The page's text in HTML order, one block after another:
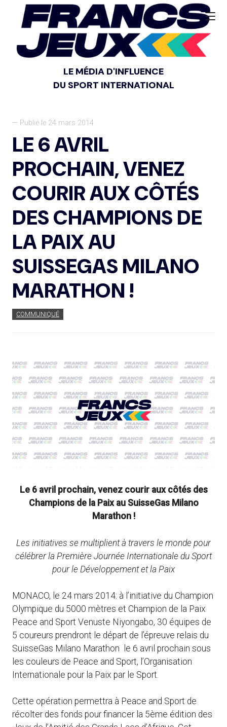
LE MÉDIA D'INFLUENCE
DU SPORT INTERNATIONAL
— Publié le 24 mars 2014
LE 6 AVRIL
PROCHAIN, VENEZ
COURIR AUX CÔTÉS
DES CHAMPIONS DE
LA PAIX AU
SUISSEGAS MILANO
MARATHON !
COMMUNIQUÉ
Le 6 avril prochain, venez courir aux côtés des
Champions de la Paix au SuisseGas Milano
Marathon !
Les initiatives se multiplient à travers le monde pour
célébrer la Première Journée Internationale du Sport
pour le Développement et la Paix
MONACO, le 24 mars 2014: à l’initiative du Champion
Olympique du 5000 mètres et Champion de la Paix
Peace and Sport Venuste Niyongabo, 30 équipes de
5 coureurs prendront le départ de l’épreuve relais du
SuisseGas Milano Marathon le 6 avril prochain sous
les couleurs de Peace and Sport, l’Organisation
Internationale pour la Paix par le Sport.
Cette opération permettra à Peace and Sport de
récolter des fonds pour financer la 5ème édition des